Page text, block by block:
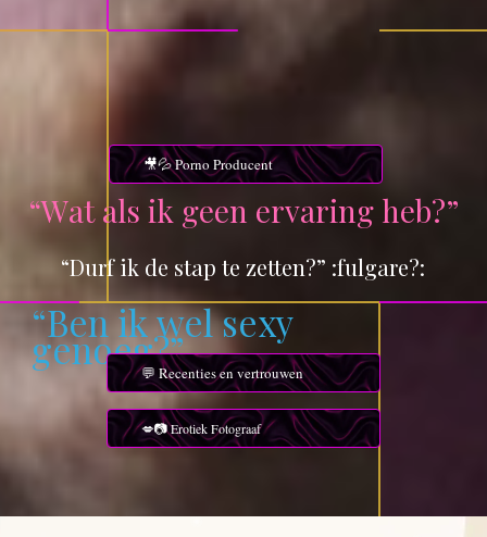
“Durf ik de stap te zetten?” :fulgare?:
“Wat als ik geen ervaring heb?”
💬 Recenties en vertrouwen
🎥💦 Porno Producent
“Benikwelsexy
genoeg?”
💋📷 Erotiek Fotograaf